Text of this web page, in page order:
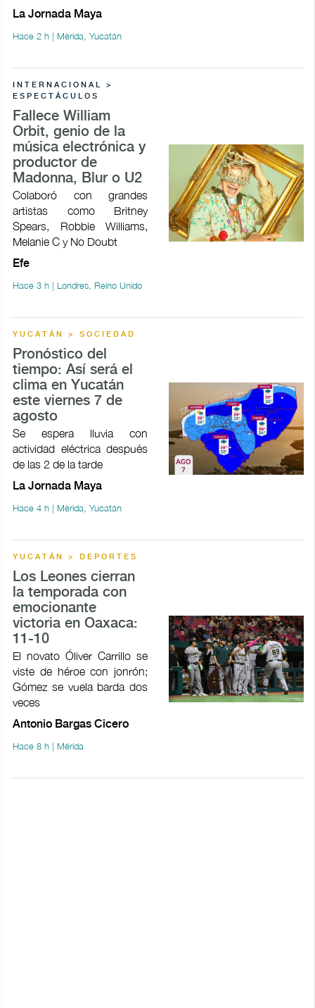
La Jornada Maya
Hace 2 h | Mérida, Yucatán
INTERNACIONAL >
ESPECTÁCULOS
Fallece William
Orbit, genio de la
música electrónica y
productor de
Madonna, Blur o U2
Colaboró con grandes
artistas como Britney
Spears, Robbie Williams,
Melanie C y No Doubt
Efe
Hace 3 h | Londres, Reino Unido
YUCATÁN > SOCIEDAD
Pronóstico del
tiempo: Así será el
clima en Yucatán
este viernes 7 de
agosto
Se espera lluvia con
actividad eléctrica después
de las 2 de la tarde
La Jornada Maya
Hace 4 h | Mérida, Yucatán
YUCATÁN > DEPORTES
Los Leones cierran
la temporada con
emocionante
victoria en Oaxaca:
11-10
El novato Óliver Carrillo se
viste de héroe con jonrón;
Gómez se vuela barda dos
veces
Antonio Bargas Cicero
Hace 8 h | Mérida